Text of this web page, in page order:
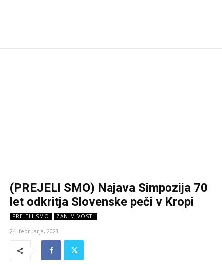
(PREJELI SMO) Najava Simpozija 70
let odkritja Slovenske peči v Kropi
PREJELI SMO ZANIMIVOSTI
24. februarja, 2023